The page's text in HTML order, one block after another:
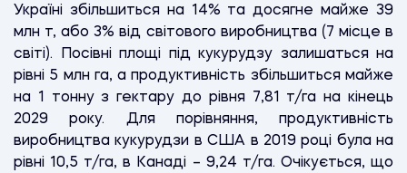
Україні збільшиться на 14% та досягне майже 39
млн т, або 3% від світового виробництва (7 місце в
світі). Посівні площі під кукурудзу залишаться на
рівні 5 млн га, а продуктивність збільшиться майже
на 1 тонну з гектару до рівня 7,81 т/га на кінець
2029 року. Для порівняння, продуктивність
виробництва кукурудзи в США в 2019 році була на
рівні 10,5 т/га, в Канаді – 9,24 т/га. Очікується, що